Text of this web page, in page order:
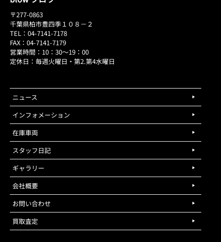
〒277-0863
千葉県柏市豊四季１０８－２
TEL：04-7141-7178
FAX：04-7141-7179
営業時間：10：30～19：00
定休日：毎週火曜日・第2.第4水曜日
ニュース
インフォメーション
在庫車両
スタッフ日記
ギャラリー
会社概要
お問い合わせ
買取査定